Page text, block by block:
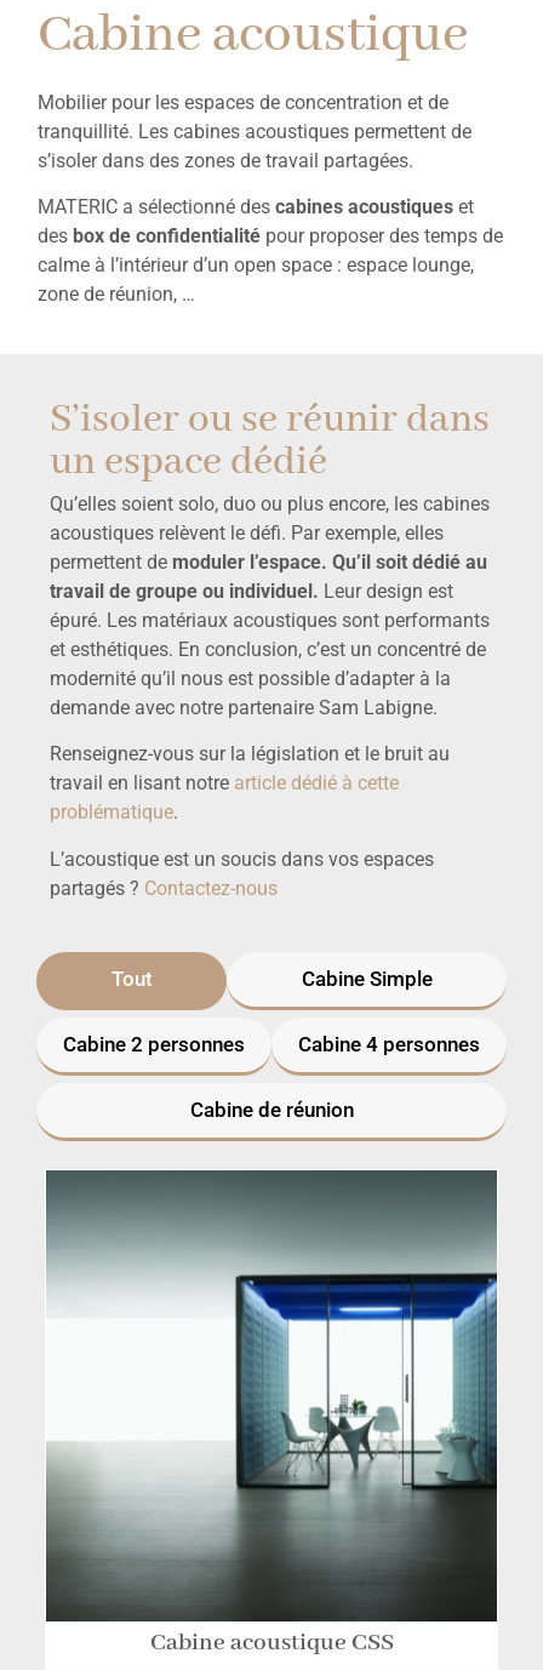
Cabine acoustique
Mobilier pour les espaces de concentration et de
tranquillité. Les cabines acoustiques permettent de
s’isoler dans des zones de travail partagées.
MATERIC a sélectionné descabines acoustiques et
des box de confidentialité pour proposer des temps de
calme à l’intérieur d’un open space : espace lounge,
zone de réunion, …
S’isoler ou se réunir dans
un espace dédié
Qu’elles soient solo, duo ou plus encore, les cabines
acoustiques relèvent le défi. Par exemple, elles
permettent de moduler l’espace. Qu’il soit dédié au
travail de groupe ou individuel. Leur design est
épuré. Les matériaux acoustiques sont performants
et esthétiques. En conclusion, c’est un concentré de
modernité qu’il nous est possible d’adapter à la
demande avec notre partenaire Sam Labigne.
Renseignez-vous sur la législation et le bruit au
travail en lisant notre article dédié à cette
problématique.
L’acoustique est un soucis dans vos espaces
partagés ? Contactez-nous
Tout Cabine Simple
Cabine 2 personnes Cabine 4 personnes
Cabine de réunion
Cabine acoustique CSS